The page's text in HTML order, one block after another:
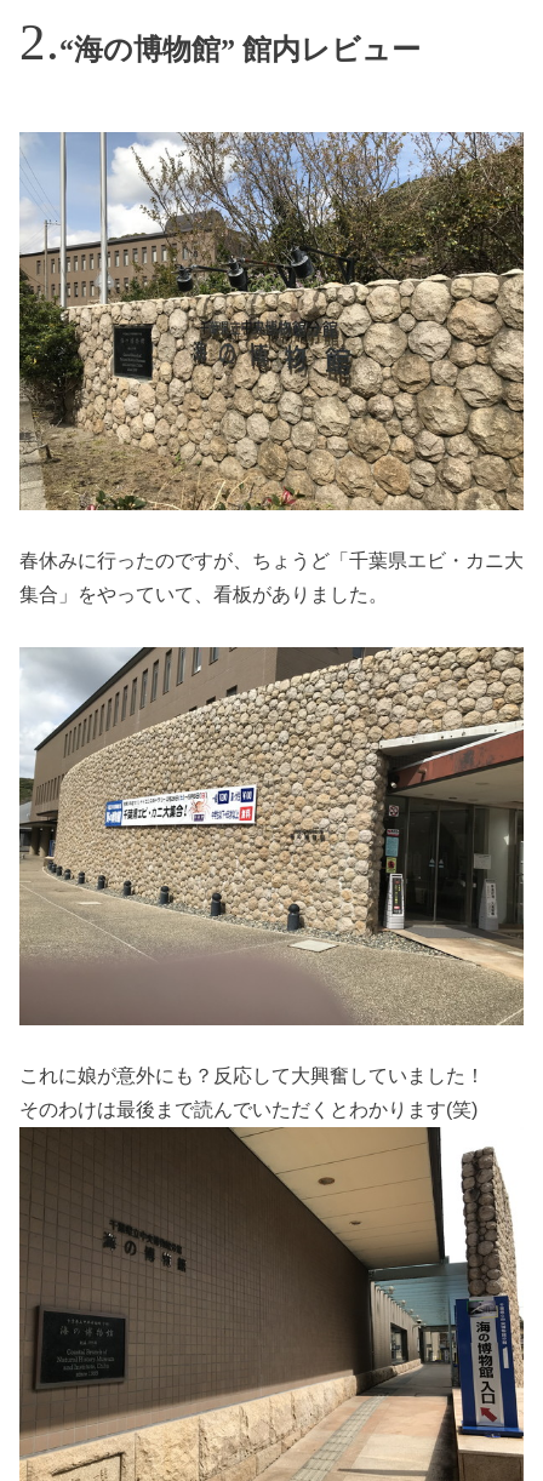
“海の博物館” 館内レビュー
春休みに行ったのですが、ちょうど「千葉県エビ・カニ大
集合」をやっていて、看板がありました。
これに娘が意外にも？反応して大興奮していました！
そのわけは最後まで読んでいただくとわかります(笑)